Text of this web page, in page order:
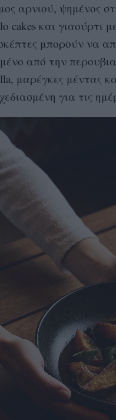
αρνιού, ψημένος
και γιαούρτι
μπορούν να
από την
μαρέγκες μέντας
για τις